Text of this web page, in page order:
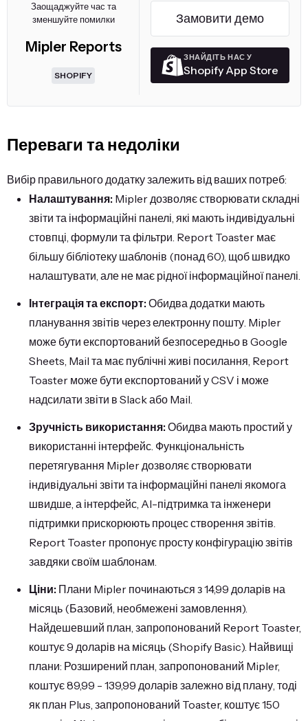
Заощаджуйте час та
зменшуйте помилки
Mipler Reports
SHOPIFY
Замовити демо
ЗНАЙДІТЬ НАС У
Shopify App Store
Переваги та недоліки
Вибір правильного додатку залежить від ваших потреб:
Налаштування: Mipler дозволяє створювати складні
звіти та інформаційні панелі, які мають індивідуальні
стовпці, формули та фільтри. Report Toaster має
більшу бібліотеку шаблонів (понад 60), щоб швидко
налаштувати, але не має рідної інформаційної панелі.
Інтеграція та експорт: Обидва додатки мають
планування звітів через електронну пошту. Mipler
може бути експортований безпосередньо в Google
Sheets, Mail та має публічні живі посилання, Report
Toaster може бути експортований у CSV і може
надсилати звіти в Slack або Mail.
Зручність використання: Обидва мають простий у
використанні інтерфейс. Функціональність
перетягування Mipler дозволяє створювати
індивідуальні звіти та інформаційні панелі якомога
швидше, а інтерфейс, AI-підтримка та інженери
підтримки прискорюють процес створення звітів.
Report Toaster пропонує просту конфігурацію звітів
завдяки своїм шаблонам.
Ціни: Плани Mipler починаються з 14,99 доларів на
місяць (Базовий, необмежені замовлення).
Найдешевший план, запропонований Report Toaster,
коштує 9 доларів на місяць (Shopify Basic). Найвищі
плани: Розширений план, запропонований Mipler,
коштує 89,99 - 139,99 доларів залежно від плану, тоді
як план Plus, запропонований Toaster, коштує 150